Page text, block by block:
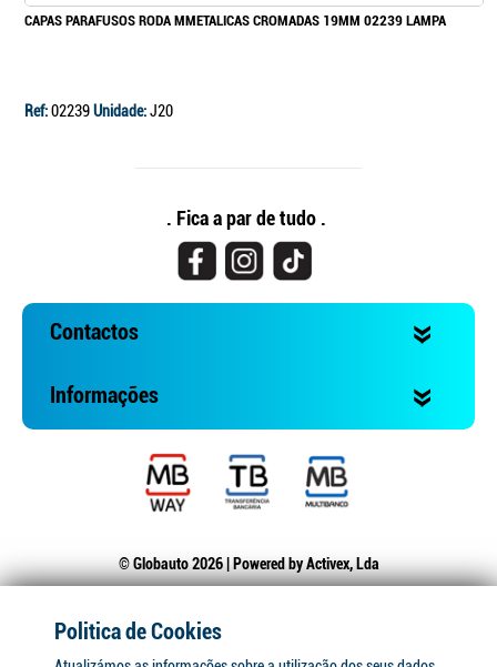
CAPAS PARAFUSOS RODA MMETALICAS CROMADAS 19MM 02239 LAMPA
Ref:02239Unidade:J20
. Fica a par de tudo .
Contactos
Informações
© Globauto 2026 | Powered byActivex, Lda
Politica de Cookies